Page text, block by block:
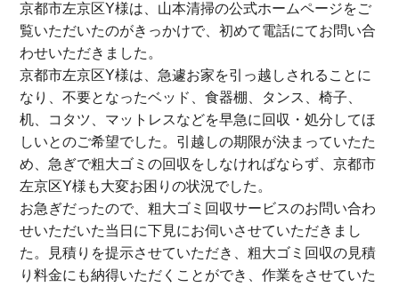
京都市左京区Y様は、山本清掃の公式ホームページをご
覧いただいたのがきっかけで、初めて電話にてお問い合
わせいただきました。
京都市左京区Y様は、急遽お家を引っ越しされることに
なり、不要となったベッド、食器棚、タンス、椅子、
机、コタツ、マットレスなどを早急に回収・処分してほ
しいとのご希望でした。引越しの期限が決まっていたた
め、急ぎで粗大ゴミの回収をしなければならず、京都市
左京区Y様も大変お困りの状況でした。
お急ぎだったので、粗大ゴミ回収サービスのお問い合わ
せいただいた当日に下見にお伺いさせていただきまし
た。見積りを提示させていただき、粗大ゴミ回収の見積
り料金にも納得いただくことができ、作業をさせていた